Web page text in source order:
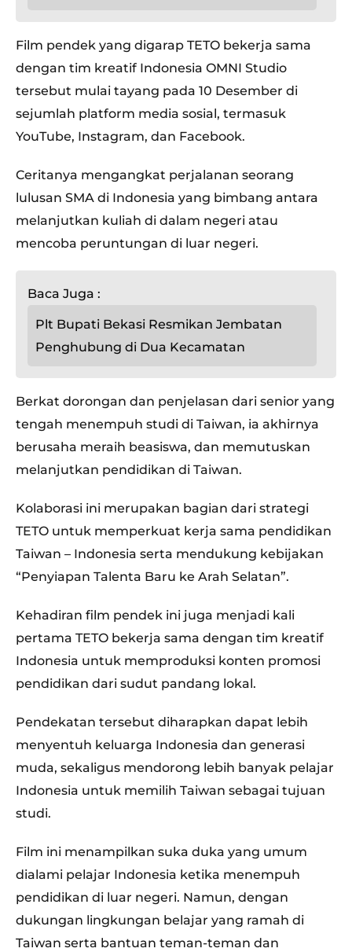
Film pendek yang digarap TETO bekerja sama
dengan tim kreatif Indonesia OMNI Studio
tersebut mulai tayang pada 10 Desember di
sejumlah platform media sosial, termasuk
YouTube, Instagram, dan Facebook.
Ceritanya mengangkat perjalanan seorang
lulusan SMA di Indonesia yang bimbang antara
melanjutkan kuliah di dalam negeri atau
mencoba peruntungan di luar negeri.
Baca Juga :
Plt Bupati Bekasi Resmikan Jembatan
Penghubung di Dua Kecamatan
Berkat dorongan dan penjelasan dari senior yang
tengah menempuh studi di Taiwan, ia akhirnya
berusaha meraih beasiswa, dan memutuskan
melanjutkan pendidikan di Taiwan.
Kolaborasi ini merupakan bagian dari strategi
TETO untuk memperkuat kerja sama pendidikan
Taiwan – Indonesia serta mendukung kebijakan
“Penyiapan Talenta Baru ke Arah Selatan”.
Kehadiran film pendek ini juga menjadi kali
pertama TETO bekerja sama dengan tim kreatif
Indonesia untuk memproduksi konten promosi
pendidikan dari sudut pandang lokal.
Pendekatan tersebut diharapkan dapat lebih
menyentuh keluarga Indonesia dan generasi
muda, sekaligus mendorong lebih banyak pelajar
Indonesia untuk memilih Taiwan sebagai tujuan
studi.
Film ini menampilkan suka duka yang umum
dialami pelajar Indonesia ketika menempuh
pendidikan di luar negeri. Namun, dengan
dukungan lingkungan belajar yang ramah di
Taiwan serta bantuan teman-teman dan